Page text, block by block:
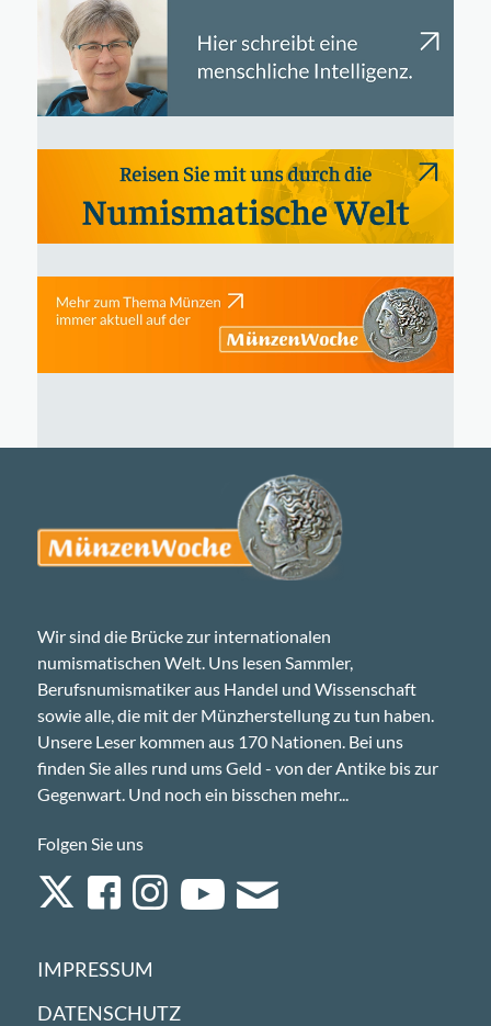
Wir sind die Brücke zur internationalen
numismatischen Welt. Uns lesen Sammler,
Berufsnumismatiker aus Handel und Wissenschaft
sowie alle, die mit der Münzherstellung zu tun haben.
Unsere Leser kommen aus 170 Nationen. Bei uns
finden Sie alles rund ums Geld - von der Antike bis zur
Gegenwart. Und noch ein bisschen mehr...
Folgen Sie uns
IMPRESSUM
DATENSCHUTZ